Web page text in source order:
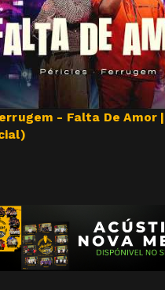
- Falta De Amor |